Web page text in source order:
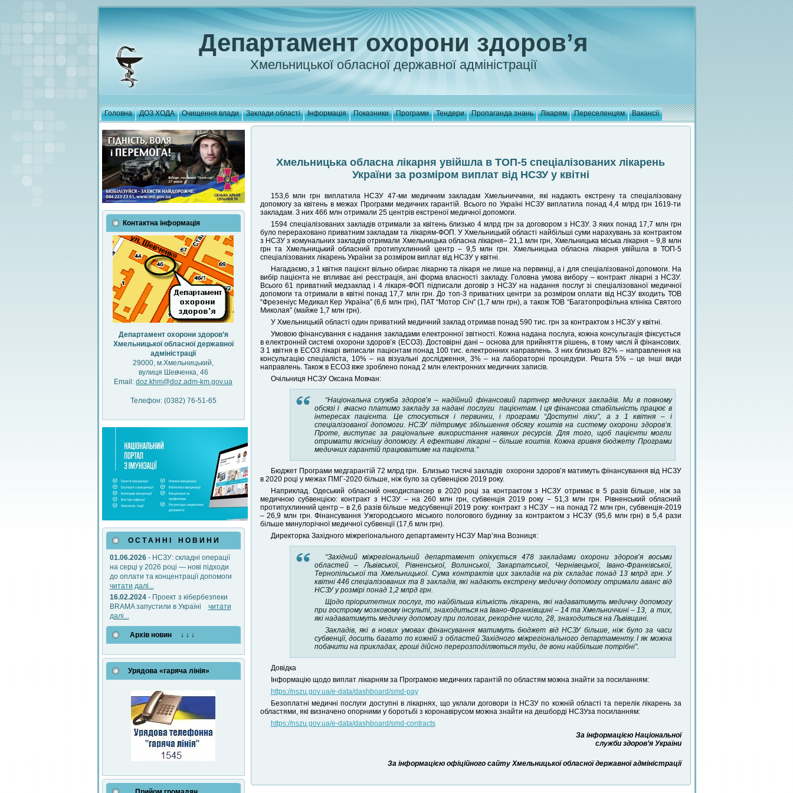
Департамент охорони здоров’я
Хмельницької обласної державної адміністрації
Головна ДОЗ ХОДА Очищення влади Заклади області Інформація Показники Програми Тендери Пропаганда знань Лікарям Переселенцям Вакансії
Контактна інформація
Департамент охорони здоров’я
Хмельницької обласної державної
адміністрації
29000, м.Хмельницький,
вулиця Шевченка, 46
Email: doz.khm@doz.adm-km.gov.ua
Телефон: (0382) 76-51-65
О С Т А Н Н І Н О В И Н И
01.06.2026- НСЗУ: складні операції
на серці у 2026 році — нові підходи
до оплати та концентрації допомоги
читати далі...
16.02.2024- Проект з кібербезпеки
BRAMA запустили в Україні читати
далі...
Архів новин ↓ ↓ ↓
Урядова «гаряча лінія»
Хмельницька обласна лікарня увійшла в ТОП-5 спеціалізованих лікарень
України за розміром виплат від НСЗУ у квітні
153,6 млн грн виплатила НСЗУ 47-ми медичним закладам Хмельниччини, які надають екстрену та спеціалізовану
допомогу за квітень в межах Програми медичних гарантій. Всього по Україні НСЗУ виплатила понад 4,4 млрд грн 1619-ти
закладам. З них 466 млн отримали 25 центрів екстреної медичної допомоги.
1594 спеціалізованих закладів отримали за квітень близько 4 млрд грн за договором з НСЗУ. З яких понад 17,7 млн грн
було перераховано приватним закладам та лікарям-ФОП. У Хмельницькій області найбільші суми нарахувань за контрактом
з НСЗУ з комунальних закладів отримали Хмельницька обласна лікарня– 21,1 млн грн, Хмельницька міська лікарня – 9,8 млн
грн та Хмельницький обласний протипухлинний центр – 9,5 млн грн. Хмельницька обласна лікарня увійшла в ТОП-5
спеціалізованих лікарень України за розміром виплат від НСЗУ у квітні.
Нагадаємо, з 1 квітня пацієнт вільно обирає лікарню та лікаря не лише на первинці, а і для спеціалізованої допомоги. На
вибір пацієнта не впливає ані реєстрація, ані форма власності закладу. Головна умова вибору – контракт лікарні з НСЗУ.
Всього 61 приватний медзаклад і 4 лікаря-ФОП підписали договір з НСЗУ на надання послуг зі спеціалізованої медичної
допомоги та отримали в квітні понад 17,7 млн грн. До топ-3 приватних центри за розміром оплати від НСЗУ входить ТОВ
“Фрезеніус Медикал Кер Україна” (6,6 млн грн), ПАТ “Мотор Січ” (1,7 млн грн), а також ТОВ “Багатопрофільна клініка Святого
Миколая” (майже 1,7 млн грн).
У Хмельницькій області один приватний медичний заклад отримав понад 590 тис. грн за контрактом з НСЗУ у квітні.
Умовою фінансування є надання закладами електронної звітності. Кожна надана послуга, кожна консультація фіксується
в електронній системі охорони здоров’я (ЕСОЗ). Достовірні дані – основа для прийняття рішень, в тому числі й фінансових.
З 1 квітня в ЕСОЗ лікарі виписали пацієнтам понад 100 тис. електронних направлень. З них близько 82% – направлення на
консультацію спеціаліста, 10% – на візуальні дослідження, 3% – на лабораторні процедури. Решта 5% – це інші види
направлень. Також в ЕСОЗ вже зроблено понад 2 млн електронних медичних записів.
Очільниця НСЗУ Оксана Мовчан:
“Національна служба здоров’я – надійний фінансовий партнер медичних закладів. Ми в повному
обсязі і вчасно платимо закладу за надані послуги пацієнтам. І ця фінансова стабільність працює в
інтересах пацієнта. Це стосується і первинки, і програми “Доступні ліки”, а з 1 квітня – і
спеціалізованої допомоги. НСЗУ підтримує збільшення обсягу коштів на систему охорони здоров’я.
Проте, виступає за раціональне використання наявних ресурсів. Для того, щоб пацієнти могли
отримати якіснішу допомогу. А ефективні лікарні – більше коштів. Кожна гривня бюджету Програми
медичних гарантій працюватиме на пацієнта.”
Бюджет Програми медгарантій 72 млрд грн. Близько тисячі закладів охорони здоров’я матимуть фінансування від НСЗУ
в 2020 році у межах ПМГ-2020 більше, ніж було за субвенцією 2019 року.
Наприклад. Одеський обласний онкодиспансер в 2020 році за контрактом з НСЗУ отримає в 5 разів більше, ніж за
медичною субвенцією: контракт з НСЗУ – на 260 млн грн, субвенція 2019 року – 51,3 млн грн. Рівненський обласний
протипухлинний центр – в 2,6 разів більше медсубвенції 2019 року: контракт з НСЗУ – на понад 72 млн грн, субвенція-2019
– 26,9 млн грн. Фінансування Ужгородського міського пологового будинку за контрактом з НСЗУ (95,6 млн грн) в 5,4 рази
більше минулорічної медичної субвенції (17,6 млн грн).
Директорка Західного міжрегіонального департаменту НСЗУ Мар’яна Возниця:
“Західний міжрегіональний департамент опікується 478 закладами охорони здоров’я восьми
областей – Львівської, Рівненської, Волинської, Закарпатської, Чернівецької, Івано-Франківської,
Тернопільської та Хмельницької. Сума контрактів цих закладів на рік складає понад 13 млрд грн. У
квітні 446 спеціалізованих та 8 закладів, які надають екстрену медичну допомогу отримали аванс від
НСЗУ у розмірі понад 1,2 млрд грн.
Щодо пріоритетних послуг, то найбільша кількість лікарень, які надаватимуть медичну допомогу
при гострому мозковому інсульті, знаходиться на Івано-Франківщині – 14 та Хмельниччині – 13, а тих,
які надаватимуть медичну допомогу при пологах, рекордне число, 28, знаходиться на Львівщині.
Закладів, які в нових умовах фінансування матимуть бюджет від НСЗУ більше, ніж було за часи
субвенції, досить багато по кожній з областей Західного міжрегіонального департаменту. І як можна
побачити на прикладах, гроші дійсно перерозподіляються туди, де вони найбільше потрібні”.
Довідка
Інформацію щодо виплат лікарням за Програмою медичних гарантій по областям можна знайти за посиланням:
https://nszu.gov.ua/e-data/dashboard/smd-pay
Безоплатні медичні послуги доступні в лікарнях, що уклали договори із НСЗУ по кожній області та перелік лікарень за
областями, які визначено опорними у боротьбі з коронавірусом можна знайти на дешборді НСЗУза посиланням:
https://nszu.gov.ua/e-data/dashboard/smd-contracts
За інформацією Національної
служби здоров’я України
За інформацією офіційного сайту Хмельницької обласної державної адміністрації